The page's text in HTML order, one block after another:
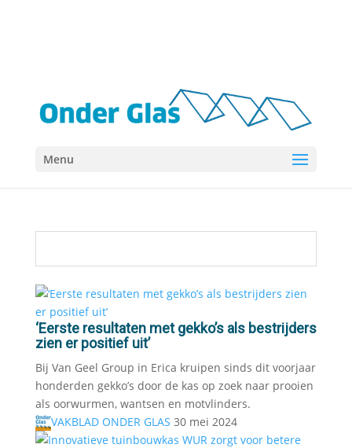
Menu
‘Eerste resultaten met gekko’s als bestrijders
zien er positief uit’
Bij Van Geel Group in Erica kruipen sinds dit voorjaar
honderden gekko’s door de kas op zoek naar prooien
als oorwurmen, wantsen en motvlinders.
VAKBLAD ONDER GLAS 30 mei 2024